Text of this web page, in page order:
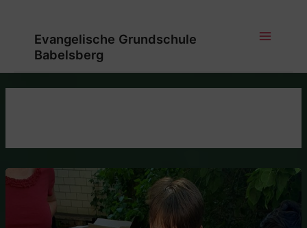
springenEvangelische Grundschule
Babelsberg
Menu